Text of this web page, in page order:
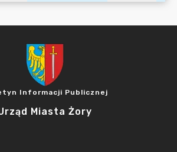
Informacji Publicznej
Miasta Żory